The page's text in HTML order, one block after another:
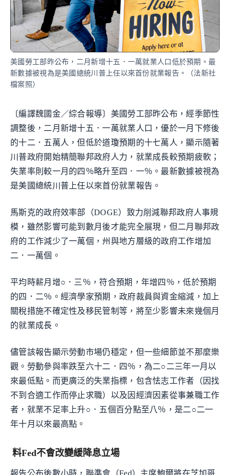
美國勞工部昨公布，二月新增十五．一萬就業人口低於預期。最
新數據被視為是美國總統川普上任以來首份就業報告。（法新社
檔案照）
〔編譯魏國金／綜合報導〕美國勞工部昨公布，經季節性
調整後，二月新增十五．一萬就業人口，優於一月下修後
的十二．五萬人，但低於道瓊預期的十七萬人，顯示隨著
川普政府開始精簡聯邦政府人力，就業成長較預期疲軟；
失業率則較一月的四％略升至四．一％。最新數據被視為
是美國總統川普上任以來首份就業報告。
馬斯克的政府效率部（DOGE）致力削減聯邦政府人事規
模，雖然影響可能到數月後才能完全展現，但二月聯邦政
府的工作減少了一萬個，州與地方層級的政府工作增加
二．一萬個。
平均時薪月增○．三％，符合預期，年增四％，低於預期
的四．二％。經濟學家預期，政府裁員與資金縮減，加上
關稅措施不確定性及移民管制等，將至少影響未來幾個月
的就業成長。
儘管該報告顯示勞動市場仍穩定，但一些細節並不那麼樂
觀。勞動參與率跌至六十二．四％，為二○二三年一月以
來最低點。而更廣泛的失業指標，包含怯志工作者（因找
不到合適工作而停止求職）以及因經濟因素從事兼職工作
者，就業不足率上升○．五個百分點至八％，是二○二一
年十月以來最高點。
料Fed不會改變緩降息立場